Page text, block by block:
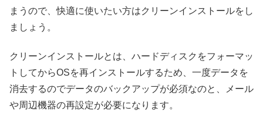
まうので、快適に使いたい方はクリーンインストールをし
ましょう。
クリーンインストールとは、ハードディスクをフォーマッ
トしてからOSを再インストールするため、一度データを
消去するのでデータのバックアップが必須なのと、メール
や周辺機器の再設定が必要になります。